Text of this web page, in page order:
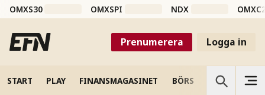
OMXS30 OMXSPI NDX
Prenumerera Logga in
START PLAY FINANSMAGASINET BÖRS VETENSKAP